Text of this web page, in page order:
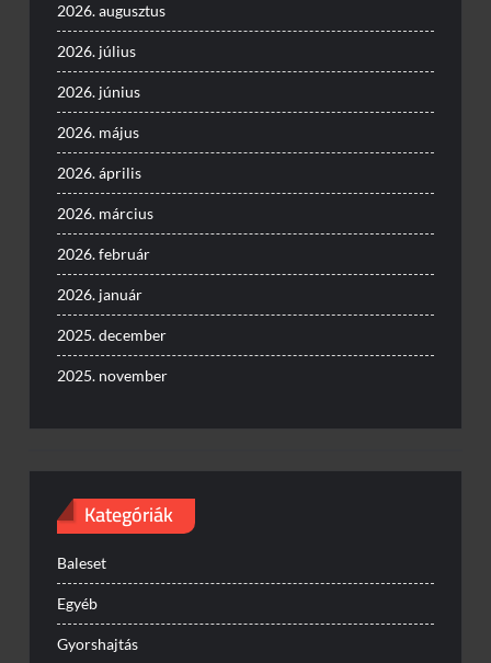
2026. augusztus
2026. július
2026. június
2026. május
2026. április
2026. március
2026. február
2026. január
2025. december
2025. november
Kategóriák
Baleset
Egyéb
Gyorshajtás